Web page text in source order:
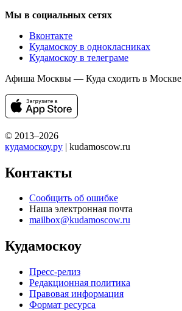
Мы в социальных сетях
Вконтакте
Кудамоскоу в однокласниках
Кудамоскоу в телеграме
Афиша Москвы — Куда сходить в Москве
© 2013–2026
кудамоскоу.ру | kudamoscow.ru
Контакты
Сообщить об ошибке
Наша электронная почта
mailbox@kudamoscow.ru
Кудамоскоу
Пресс-релиз
Редакционная политика
Правовая информация
Формат ресурса